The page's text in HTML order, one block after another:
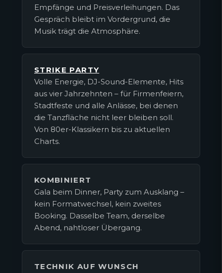
Empfänge und Preisverleihungen. Das
Gespräch bleibt im Vordergrund, die
Musik trägt die Atmosphäre.
STRIKE PARTY
Volle Energie, DJ-Sound-Elemente, Hits
aus vier Jahrzehnten – für Firmenfeiern,
Stadtfeste und alle Anlässe, bei denen
die Tanzfläche nicht leer bleiben soll.
Von 80er-Klassikern bis zu aktuellen
Charts.
KOMBINIERT
Gala beim Dinner, Party zum Ausklang –
kein Formatwechsel, kein zweites
Booking. Dasselbe Team, derselbe
Abend, nahtloser Übergang.
TECHNIK AUF WUNSCH